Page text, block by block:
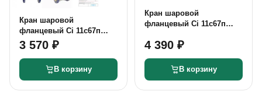
Кран шаровой
фланцевый Ci 11с67п
DN32 PN40
3 570 ₽
В корзину
Кран шаровой
фланцевый Ci 11с67п
4 390 ₽
В корзину